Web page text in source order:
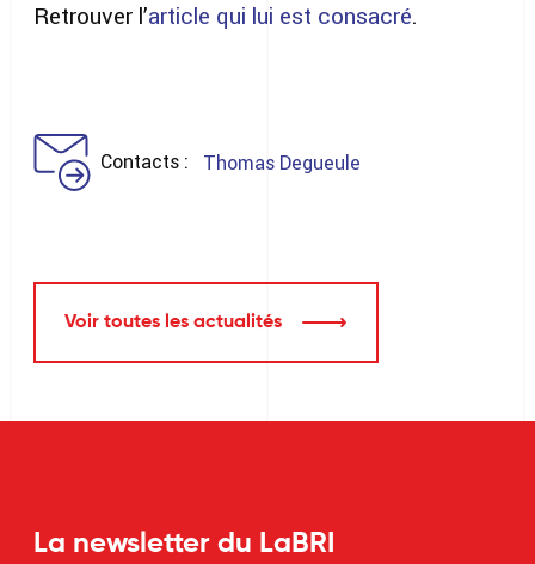
Retrouver l’article qui lui est consacré.
Contacts Thomas Degueule
Voir toutes les actualités
La newsletter du LaBRI